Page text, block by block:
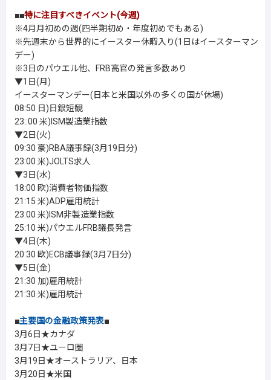
■■特に注目すべきイベント(今週)
※4月月初めの週(四半期初め・年度初めでもある)
※先週末から世界的にイースター休暇入り(1日はイースターマン
デー)
※3日のパウエル他、FRB高官の発言多数あり
▼1日(月)
イースターマンデー(日本と米国以外の多くの国が休場)
08:50 日)日銀短観
23::00 米)ISM製造業指数
▼2日(火)
09:30 豪)RBA議事録(3月19日分)
23:00 米)JOLTS求人
▼3日(水)
18:00 欧)消費者物価指数
21:15 米)ADP雇用統計
23:00 米)ISM非製造業指数
25:10 米)パウエルFRB議長発言
▼4日(木)
20:30 欧)ECB議事録(3月7日分)
▼5日(金)
21:30 加)雇用統計
21:30 米)雇用統計
■主要国の金融政策発表■
3月6日★カナダ
3月7日★ユーロ圏
3月19日★オーストラリア、日本
3月20日★米国